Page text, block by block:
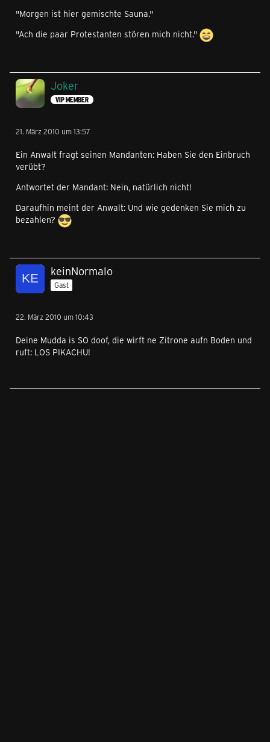
"Morgen ist hier gemischte Sauna."
"Ach die paar Protestanten stören mich nicht."
Joker
VIP MEMBER
21. März 2010 um 13:57
Ein Anwalt fragt seinen Mandanten: Haben Sie den Einbruch
verübt?
Antwortet der Mandant: Nein, natürlich nicht!
Daraufhin meint der Anwalt: Und wie gedenken Sie mich zu
bezahlen?
keinNormalo
Gast
22. März 2010 um 10:43
Deine Mudda is SO doof, die wirft ne Zitrone aufn Boden und
ruft: LOS PIKACHU!